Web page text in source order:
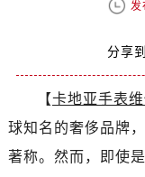
发
分享
【卡地亚手表
球知名的奢侈品牌
著称。然而，即使